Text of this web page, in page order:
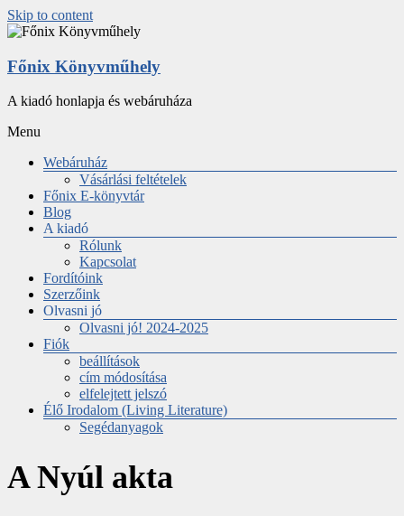
Skip to content
Főnix Könyvműhely
A kiadó honlapja és webáruháza
Menu
Webáruház
Vásárlási feltételek
Főnix E-könyvtár
Blog
A kiadó
Rólunk
Kapcsolat
Fordítóink
Szerzőink
Olvasni jó
Olvasni jó! 2024-2025
Fiók
beállítások
cím módosítása
elfelejtett jelszó
Élő Irodalom (Living Literature)
Segédanyagok
A Nyúl akta